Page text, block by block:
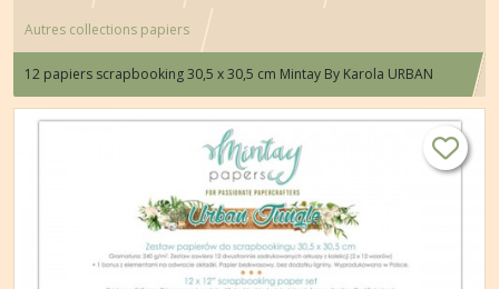
Autres collections papiers
12 papiers scrapbooking 30,5 x 30,5 cm Mintay By Karola URBAN
JUNGLE